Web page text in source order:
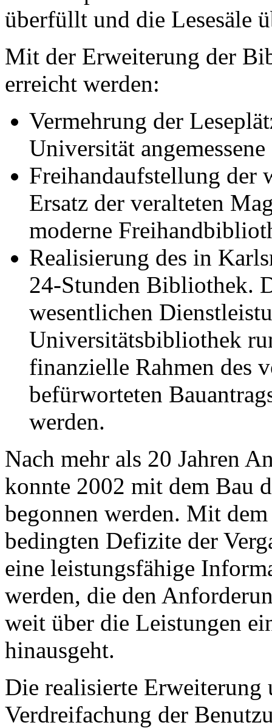
überfüllt und die Lesesäle
Mit der Erweiterung der
erreicht werden:
Vermehrung der
Universität
Freihandaufstellung der
Ersatz der veralteten
moderne
Realisierung des in
24-Stunden Bibliothek.
wesentlichen
Universitätsbibliothek
finanzielle Rahmen des
befürworteten
werden.
Nach mehr als 20 Jahren
konnte 2002 mit dem Bau
begonnen werden. Mit
bedingten Defizite der
eine leistungsfähige
werden, die den
weit über die Leistungen
hinausgeht.
Die realisierte Erweiterung
Verdreifachung der